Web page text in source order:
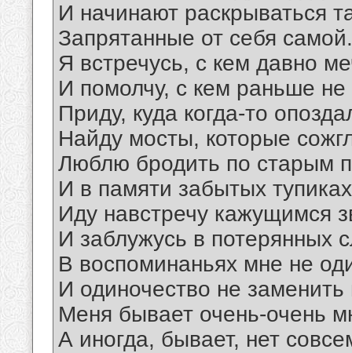
И начинают раскрываться
Запрятанные от себя самой.
Я встречусь, с кем давно
И помолчу, с кем раньше не
Приду, куда когда-то
Найду мосты, которые
Люблю бродить по старым
И в памяти забытых тупиках
Иду навстречу кажущимся
И заблужусь в потерянных
В воспоминаньях мне не
И одиночество не
Меня бывает очень-очень
А иногда, бывает, нет